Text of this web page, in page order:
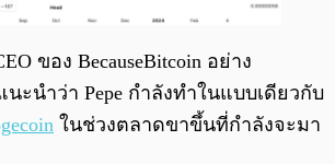
ของ BecauseBitcoin อย่าง
แนะนำว่า Pepe กำลังทำในแบบเดียวกับ
ในช่วงตลาดขาขึ้นที่กำลังจะมา